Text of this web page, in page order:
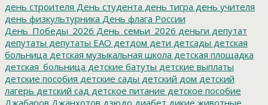
день строителя День студента день тигра день учителя
день физкультурника День флага России
День_Победы_2026 День_семьи_2026 деньги депутат
депутаты депутаты ЕАО детдом дети детсады детская
больница детская музыкальная школа детская площадка
детская_больница детские батуты детские выплаты
детские пособия детские сады детский дом детский
лагерь детский сад детское питание детское пособие